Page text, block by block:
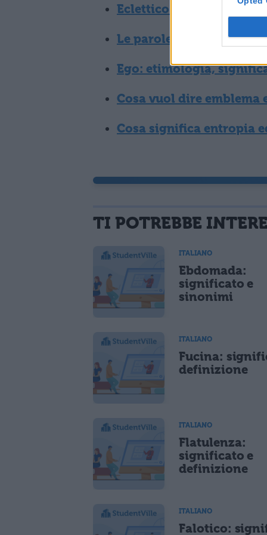
Eclettico significato,
Le parole sono
Ego: etimologia,
Cosa vuol dire emblema
Cosa significa entropia
TI POTREBBE
ITALIANO
Ebdomada:
significato e
sinonimi
ITALIANO
Fucina:
definizione
ITALIANO
Flatulenza:
significato e
definizione
ITALIANO
Falotico: